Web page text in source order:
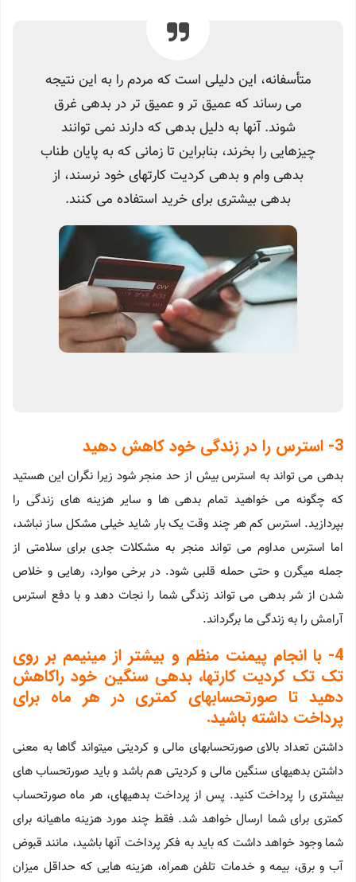
متأسفانه، این دلیلی است که مردم را به این نتیجه
می رساند که عمیق تر و عمیق تر در بدهی غرق
شوند. آنها به دلیل بدهی که دارند نمی توانند
چیزهایی را بخرند، بنابراین تا زمانی که به پایان طناب
بدهی وام و بدهی کردیت کارتهای خود نرسند، از
بدهی بیشتری برای خرید استفاده می کنند.
3- استرس را در زندگی خود کاهش دهید
بدهی می تواند به استرس بیش از حد منجر شود زیرا نگران این هستید
که چگونه می خواهید تمام بدهی ها و سایر هزینه های زندگی را
بپردازید. استرس کم هر چند وقت یک بار شاید خیلی مشکل ساز نباشد،
اما استرس مداوم می تواند منجر به مشکلات جدی برای سلامتی از
جمله میگرن و حتی حمله قلبی شود. در برخی موارد، رهایی و خلاص
شدن از شر بدهی می تواند زندگی شما را نجات دهد و با دفع استرس
آرامش را به زندگی ما برگرداند.
4- با انجام پیمنت منظم و بیشتر از مینیمم بر روی
تک تک کردیت کارتها، بدهی سنگین خود راکاهش
دهید تا صورتحسابهای کمتری در هر ماه برای
پرداخت داشته باشید.
داشتن تعداد بالای صورتحسابهای مالی و کردیتی میتواند گاها به معنی
داشتن بدهیهای سنگین مالی و کردیتی هم باشد و باید صورتحساب های
بیشتری را پرداخت کنید. پس از پرداخت بدهیهای، هر ماه صورتحساب
کمتری برای شما ارسال خواهد شد. فقط چند مورد هزینه ماهیانه برای
شما وجود خواهد داشت که باید به فکر پرداخت آنها باشید، مانند قبوض
آب و برق، بیمه و خدمات تلفن همراه، هزینه هایی که حداقل میزان